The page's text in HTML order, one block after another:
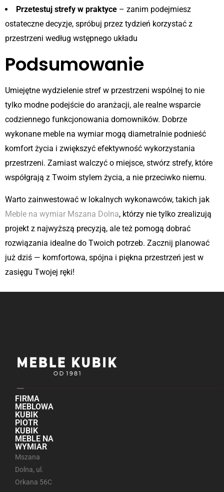
Przetestuj strefy w praktyce – zanim podejmiesz
ostateczne decyzje, spróbuj przez tydzień korzystać z
przestrzeni według wstępnego układu
Podsumowanie
Umiejętne wydzielenie stref w przestrzeni wspólnej to nie
tylko modne podejście do aranżacji, ale realne wsparcie
codziennego funkcjonowania domowników. Dobrze
wykonane meble na wymiar mogą diametralnie podnieść
komfort życia i zwiększyć efektywność wykorzystania
przestrzeni. Zamiast walczyć o miejsce, stwórz strefy, które
współgrają z Twoim stylem życia, a nie przeciwko niemu.
Warto zainwestować w lokalnych wykonawców, takich jak
Meble na wymiar Mszana Dolna, którzy nie tylko zrealizują
projekt z najwyższą precyzją, ale też pomogą dobrać
rozwiązania idealne do Twoich potrzeb. Zacznij planować
już dziś — komfortowa, spójna i piękna przestrzeń jest w
zasięgu Twojej ręki!
FIRMA
MEBLOWA
KUBIK
PIOTR
KUBIK
MEBLE NA
WYMIAR
Mszana
Dolna, ul.
Orkana 56C